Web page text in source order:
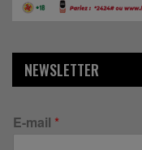
NEWSLETTER
E-mail *